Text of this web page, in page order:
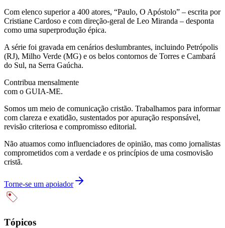
Com elenco superior a 400 atores, “Paulo, O Apóstolo” – escrita por
Cristiane Cardoso e com direção-geral de Leo Miranda – desponta
como uma superprodução épica.
A série foi gravada em cenários deslumbrantes, incluindo Petrópolis
(RJ), Milho Verde (MG) e os belos contornos de Torres e Cambará
do Sul, na Serra Gaúcha.
Contribua mensalmente
com o GUIA-ME.
Somos um meio de comunicação cristão. Trabalhamos para informar
com clareza e exatidão, sustentados por apuração responsável,
revisão criteriosa e compromisso editorial.
Não atuamos como influenciadores de opinião, mas como jornalistas
comprometidos com a verdade e os princípios de uma cosmovisão
cristã.
Torne-se um apoiador
Tópicos